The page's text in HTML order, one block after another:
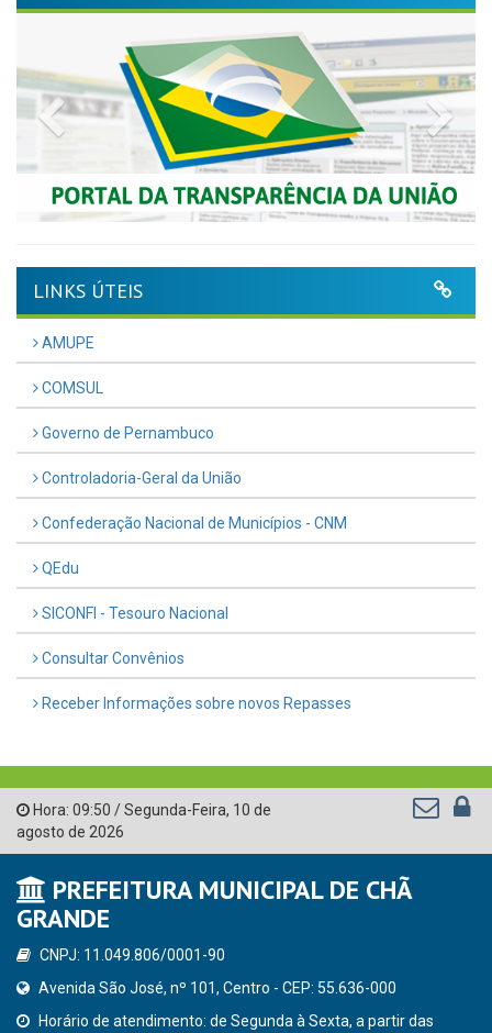
Previous
LINKS ÚTEIS
AMUPE
COMSUL
Governo de Pernambuco
Controladoria-Geral da União
Confederação Nacional de Municípios - CNM
QEdu
SICONFI - Tesouro Nacional
Consultar Convênios
Receber Informações sobre novos Repasses
Hora: 09:50 /Segunda-Feira, 10 de
agosto de 2026
PREFEITURA MUNICIPAL DE CHÃ
GRANDE
CNPJ: 11.049.806/0001-90
Avenida São José, nº 101, Centro - CEP: 55.636-000
Horário de atendimento: de Segunda à Sexta, a partir das